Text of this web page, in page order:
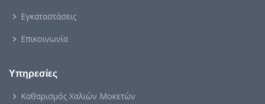
Εγκαταστάσεις
Επικοινωνία
Υπηρεσίες
Καθαρισμός Χαλιών Μοκετών